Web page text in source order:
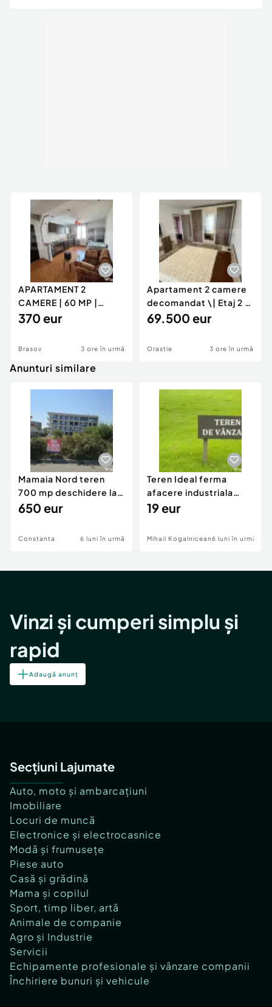
APARTAMENT 2
CAMERE | 60 MP |
GENERAL MOCIULSCHI
370 eur
Brasov 3 ore în urmă
Apartament 2 camere
decomandat \| Etaj 2 \|
50 mp \+ 8 mp ba
69.500 eur
Orastie 3 ore în urmă
Anunturi similare
Mamaia Nord teren
700 mp deschidere la
D24 si D25
650 eur
Constanta 6 luni în urmă
Teren Ideal ferma
afacere industriala
deschidere 71 ml la
19 eur
Mihail Kogalniceanu6 luni în urmă
Vinzi și cumperi simplu și
rapid
Adaugă anunț
Secțiuni Lajumate
Auto, moto și ambarcațiuni
Imobiliare
Locuri de muncă
Electronice și electrocasnice
Modă și frumusețe
Piese auto
Casă și grădină
Mama și copilul
Sport, timp liber, artă
Animale de companie
Agro și Industrie
Servicii
Echipamente profesionale și vânzare companii
Închiriere bunuri și vehicule